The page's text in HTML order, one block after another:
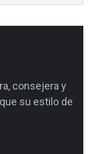
consejera y
su estilo de